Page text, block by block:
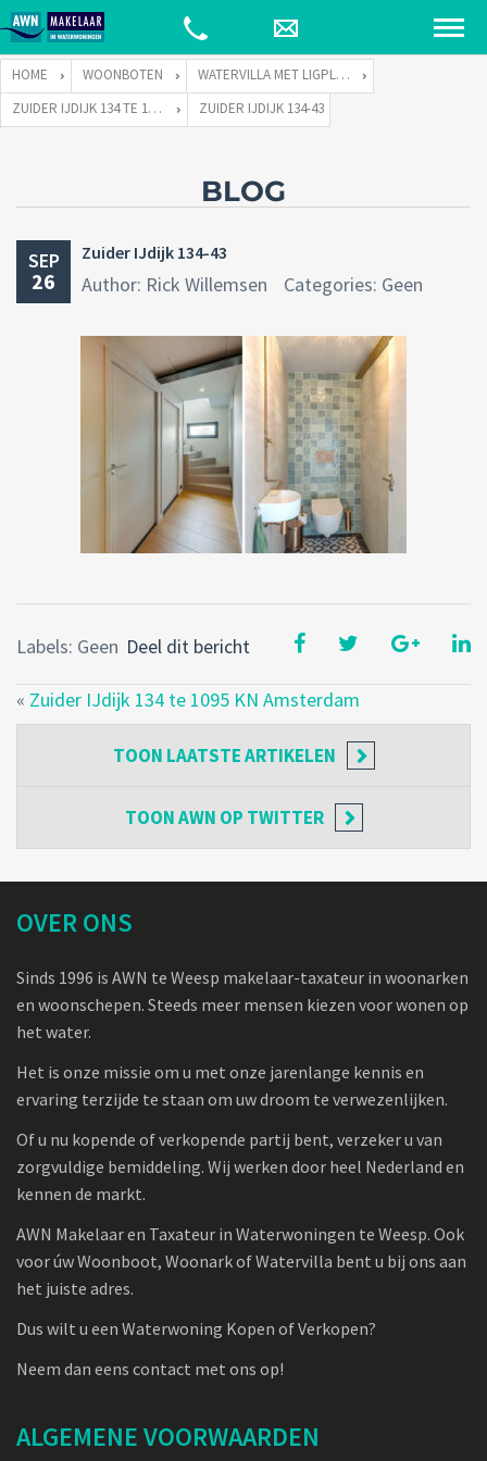
HOME WOONBOTEN
WATERVILLA MET LIGPLAATS
ZUIDER IJDIJK 134 TE 1095 KN AMSTERDAM
ZUIDER IJDIJK 134-43
BLOG
SEP
26
Zuider IJdijk 134-43
Author: Rick Willemsen Categories: Geen
Deel dit bericht
Labels: Geen
« Zuider IJdijk 134 te 1095 KN Amsterdam
TOON LAATSTE ARTIKELEN
TOONAWN OP TWITTER
OVER ONS
Sinds 1996 is AWN te Weesp makelaar-taxateur in woonarken
en woonschepen. Steeds meer mensen kiezen voor wonen op
het water.
Het is onze missie om u met onze jarenlange kennis en
ervaring terzijde te staan om uw droom te verwezenlijken.
Of u nu kopende of verkopende partij bent, verzeker u van
zorgvuldige bemiddeling. Wij werken door heel Nederland en
kennen de markt.
AWN Makelaar en Taxateur in Waterwoningen te Weesp. Ook
voor úw Woonboot, Woonark of Watervilla bent u bij ons aan
het juiste adres.
Dus wilt u een Waterwoning Kopen of Verkopen?
Neem dan eens contact met ons op!
ALGEMENE VOORWAARDEN